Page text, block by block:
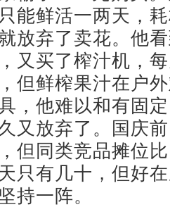
能鲜活一两天，
放弃了卖花。他
又买了榨汁机，
但鲜榨果汁在户
，他难以和有固
又放弃了。国庆
但同类竞品摊位
只有几十，但好
持一阵。